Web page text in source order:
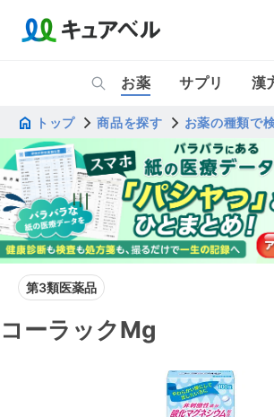
お薬 サプリ 漢
トップ 商品を探す お薬の種類で
第3類医薬品
コーラックMg